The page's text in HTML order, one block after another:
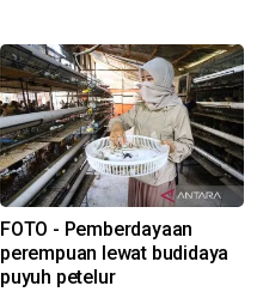
FOTO - Pemberdayaan
perempuan lewat budidaya
puyuh petelur